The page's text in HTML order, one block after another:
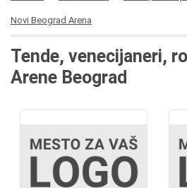
Novi Beograd Arena
Tende, venecijaneri,
Arene Beograd